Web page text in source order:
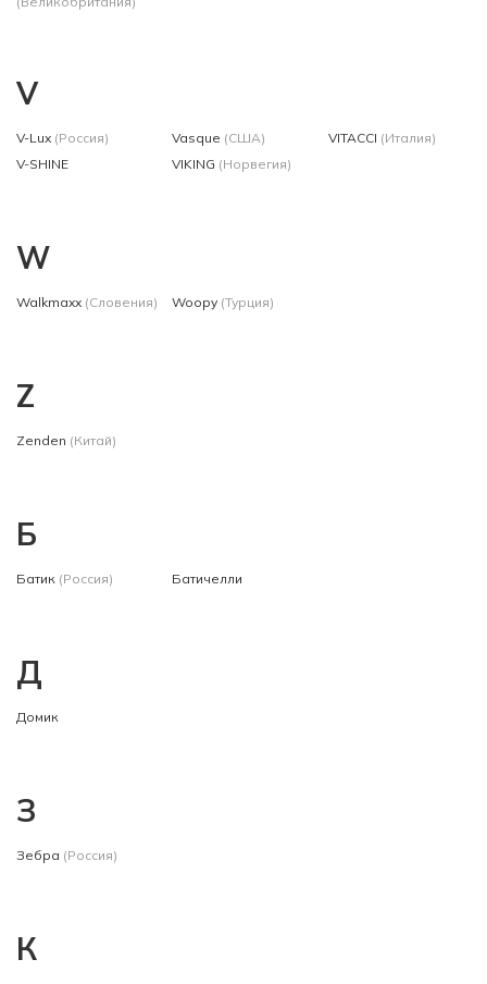
V
V-Lux (Россия)
V-SHINE
Vasque (США)
VIKING (Норвегия)
VITACCI (Италия)
W
Walkmaxx (Словения) Woopy (Турция)
Z
Zenden (Китай)
Б
Батик (Россия) Батичелли
Д
Домик
З
Зебра (Россия)
К